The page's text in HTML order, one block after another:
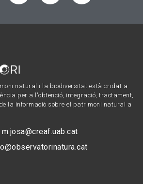
natural i la biodiversitat està cridat a
per a l'obtenció, integració, tractament,
la informació sobre el patrimoni natural a
m.josa@creaf.uab.cat